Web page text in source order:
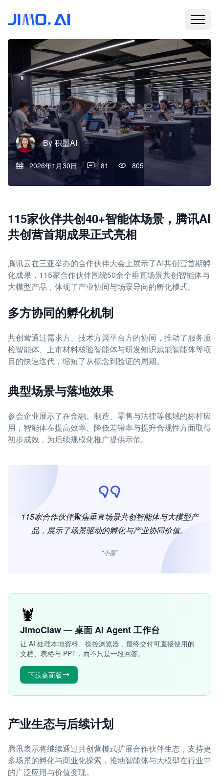
By积墨AI
2026年1月30日 81 805
115家伙伴共创40+智能体场景，腾讯AI
共创营首期成果正式亮相
腾讯云在三亚举办的合作伙伴大会上展示了AI共创营首期孵
化成果，115家合作伙伴围绕50余个垂直场景共创智能体与
大模型产品，体现了产业协同与场景导向的孵化模式。
多方协同的孵化机制
共创营通过需求方、技术方與平台方的协同，推动了服务质
检智能体、上市材料核验智能体与研发知识赋能智能体等项
目的快速迭代，缩短了从概念到验证的周期。
典型场景与落地效果
参会企业展示了在金融、制造、零售与法律等领域的标杆应
用，智能体在提高效率、降低差错率与提升合规性方面取得
初步成效，为后续规模化推广提供示范。
115家合作伙伴聚焦垂直场景共创智能体与大模型产
品，展示了场景驱动的孵化与产业协同价值。
“小墨”
🦞
JimoClaw — 桌面 AI Agent 工作台
让 AI 处理本地资料、操控浏览器，最终交付可直接使用的
文档、表格与 PPT，而不只是一段回答。
下载桌面版
产业生态与后续计划
腾讯表示将继续通过共创营模式扩展合作伙伴生态，支持更
多场景的孵化与商业化探索，推动智能体与大模型在行业中
的广泛应用与价值变现。